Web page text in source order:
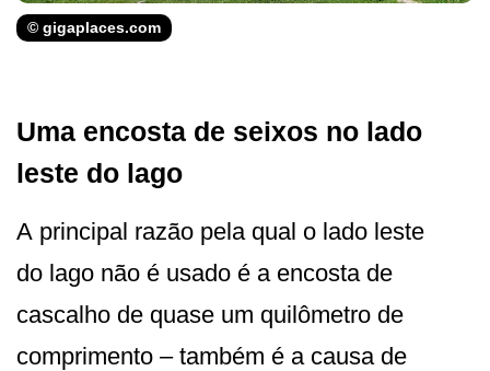
© gigaplaces.com
Uma encosta de seixos no lado
leste do lago
A principal razão pela qual o lado leste
do lago não é usado é a encosta de
cascalho de quase um quilômetro de
comprimento – também é a causa de